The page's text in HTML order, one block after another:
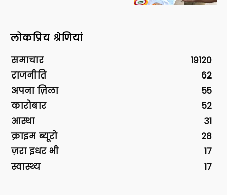
लोकप्रिय श्रेणियां
समाचार
19120
राजनीति
62
अपना ज़िला
55
कारोबार
52
आस्था
31
क्राइम ब्यूरो
28
ज़रा इधर भी
17
स्वास्थ्य
17